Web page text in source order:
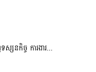
នកិច្ច ការងារ...